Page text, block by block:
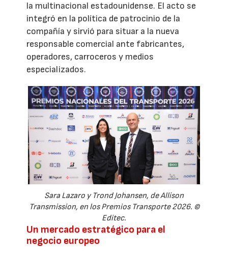
la multinacional estadounidense. El acto se
integró en la política de patrocinio de la
compañía y sirvió para situar a la nueva
responsable comercial ante fabricantes,
operadores, carroceros y medios
especializados.
Sara Lazaro y Trond Johansen, de Allison
Transmission, en los Premios Transporte 2026. ©
Editec.
Un mercado estratégico para el
negocio europeo